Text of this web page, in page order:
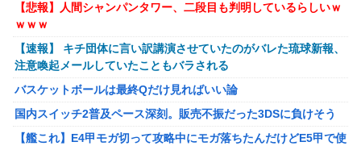
【画像】このLINEでなんで女が怒ってるのか分かんない奴はモテ
ない奴確定らしい←お前らは勿論わかるよな？？？？？？？
【動画】高校生さん、文化祭でコーヒーカップを作って大盛りあ
がり←なんかどっかで見たことあると話題に
【NGS】LG5「レアレンス」シリーズが強すぎると話題に【アプ
グレも約束】
【ｗ】長年育てやっと蕾がつき楽しみにしてたら動物の死肉に擬
【悲報】人間シャンパンタワー、二段目も判明しているらしいｗ
ｗｗｗ
【速報】 キチ団体に言い訳講演させていたのがバレた琉球新報、
注意喚起メールしていたこともバラされる
バスケットボールは最終Qだけ見ればいい論
国内スイッチ2普及ペース深刻。販売不振だった3DSに負けそう
【艦これ】E4甲モガ切って攻略中にモガ落ちたんだけどE5甲で使